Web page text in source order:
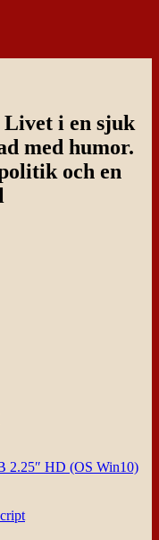
Livet i en sjuk
med humor.
och en
2.25″ HD (OS Win10)